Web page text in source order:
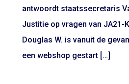
antwoordt staatssecretaris
Justitie op vragen van JA21-
Douglas W. is vanuit de
een webshop gestart […]